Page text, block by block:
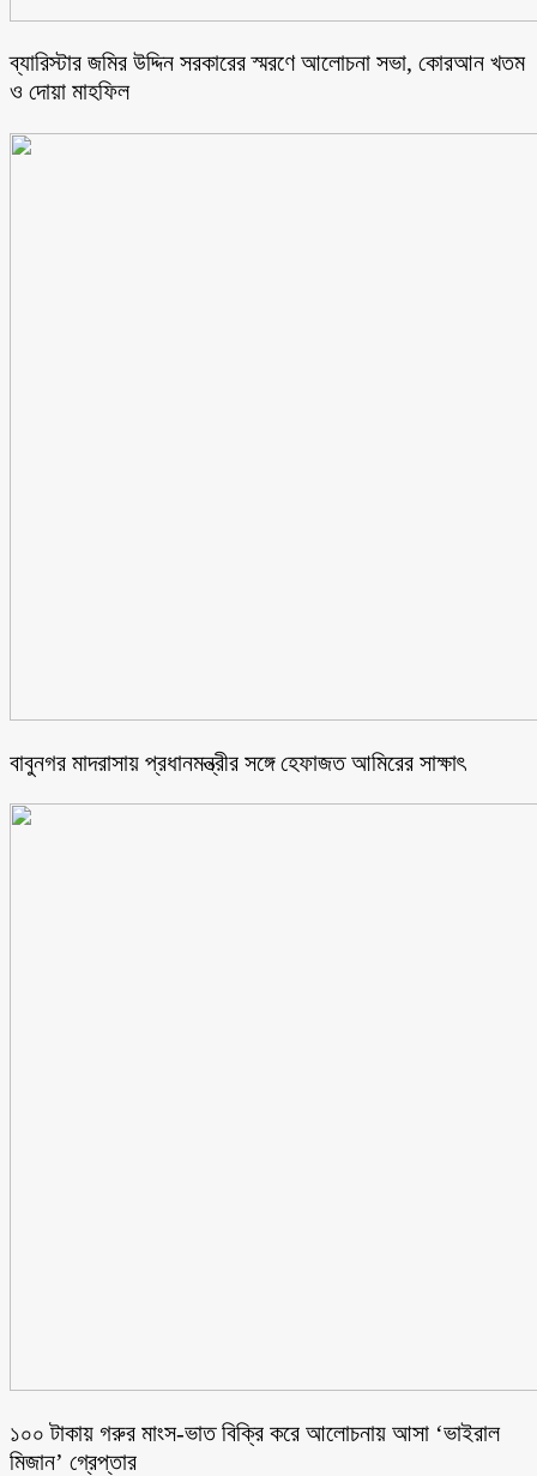
ব্যারিস্টার জমির উদ্দিন সরকারের স্মরণে আলোচনা সভা, কোরআন খতম
ও দোয়া মাহফিল
বাবুনগর মাদরাসায় প্রধানমন্ত্রীর সঙ্গে হেফাজত আমিরের সাক্ষাৎ
১০০ টাকায় গরুর মাংস-ভাত বিক্রি করে আলোচনায় আসা ‘ভাইরাল
মিজান’ গ্রেপ্তার